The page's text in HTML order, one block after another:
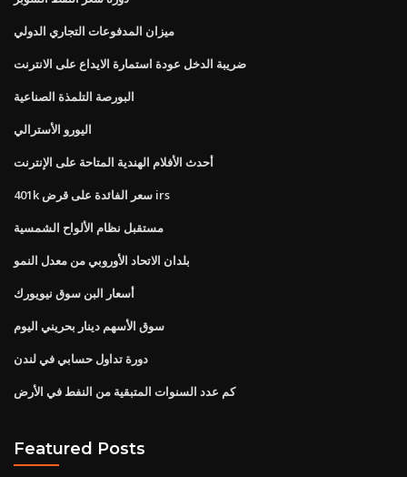
ميزان المدفوعات التجاري الدولي
ضريبة الدخل عودة استمارة الايداع على الانترنت
البورصة التلمذة الصناعية
اليورو الأسترالي
أحدث الأفلام الهندية المتاحة على الإنترنت
401k سعر الفائدة على قرض irs
مستقبل نظام الألواح الشمسية
بلدان الاتحاد الأوروبي من معدل النمو
أسعار البن سوق نيويورك
سوق الأسهم دينار بحريني اليوم
دورة تداول حسابي في لندن
كم عدد السنوات المتبقية من النفط في الأرض
Featured Posts